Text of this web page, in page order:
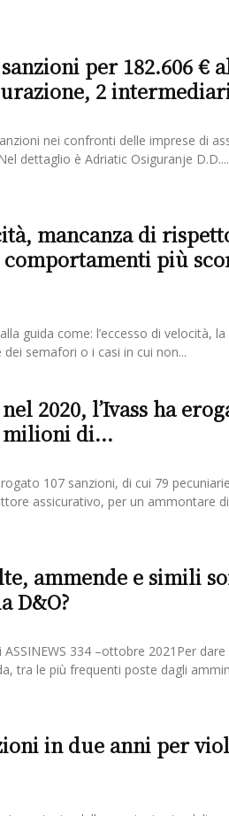
per 182.606 €
2
nei confronti delle imprese di
dettaglio è Adriatic Osiguranje D.D....
mancanza di
comportamenti più
guida come: l’eccesso di velocità,
semafori o i casi in cui non...
2020, l’Ivass ha
milioni di...
107 sanzioni, di cui 79
assicurativo, per un ammontare
ammende e simili
D&O?
334 –ottobre 2021Per
tra le più frequenti poste dagli
in due anni per